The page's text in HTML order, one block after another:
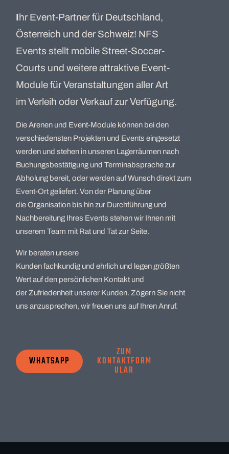
Ihr Event-Partner für Deutschland,
Österreich und der Schweiz! NFS
Events stellt mobile Street-Soccer-
Courts und weitere attraktive Event-
Module für Veranstaltungen aller Art
im Verleih oder Verkauf zur Verfügung.
Die Arenen und Event-Module können bei den
verschiedensten Projekten und Events eingesetzt
werden und stehen in unseren Lagerräumen nach
Buchungsbestätigung und Terminabsprache zur
Abholung bereit, oder werden auf Wunsch direkt zum
Event-Ort geliefert. Von der Planung über
die Organisation bis hin zur Durchführung und
Nachbereitung Ihres Events stehen wir Ihnen mit
unserem Team mit Rat und Tat zur Seite.
Wir beraten unsere
Kunden fachkundig und ehrlich und legen größten
Wert auf den persönlichen Kontakt und
der Zufriedenheit unserer Kunden. Zögern Sie nicht
uns anzusprechen, wir freuen uns auf Ihren Anruf.
WHATSAPP
ZUM
KONTAKTFORM
ULAR